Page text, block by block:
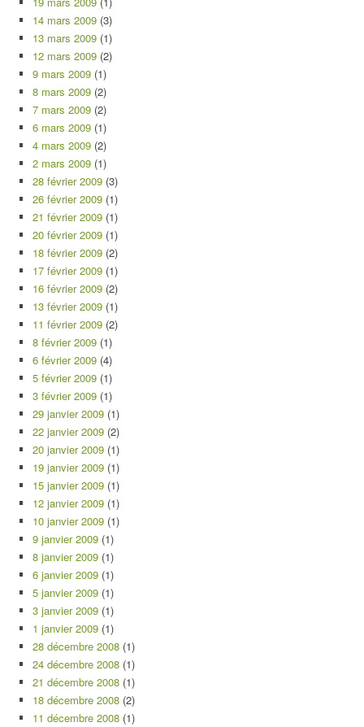
14 mars 2009 (3)
13 mars 2009 (1)
12 mars 2009 (2)
9 mars 2009 (1)
8 mars 2009 (2)
7 mars 2009 (2)
6 mars 2009 (1)
4 mars 2009 (2)
2 mars 2009 (1)
28 février 2009 (3)
26 février 2009 (1)
21 février 2009 (1)
20 février 2009 (1)
18 février 2009 (2)
17 février 2009 (1)
16 février 2009 (2)
13 février 2009 (1)
11 février 2009 (2)
8 février 2009 (1)
6 février 2009 (4)
5 février 2009 (1)
3 février 2009 (1)
29 janvier 2009 (1)
22 janvier 2009 (2)
20 janvier 2009 (1)
19 janvier 2009 (1)
15 janvier 2009 (1)
12 janvier 2009 (1)
10 janvier 2009 (1)
9 janvier 2009 (1)
8 janvier 2009 (1)
6 janvier 2009 (1)
5 janvier 2009 (1)
3 janvier 2009 (1)
1 janvier 2009 (1)
28 décembre 2008 (1)
24 décembre 2008 (1)
21 décembre 2008 (1)
18 décembre 2008 (2)
11 décembre 2008 (1)